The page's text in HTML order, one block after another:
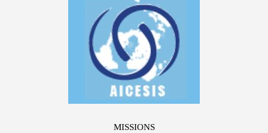
MISSIONS